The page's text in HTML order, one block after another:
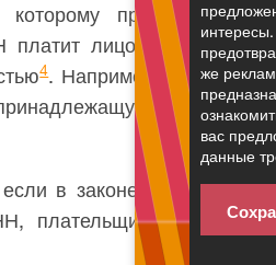
принадлежащая
платит лицо, которому на
4. Например, правилами
государству
в законе в конкретной
плательщиком является
же
вас
данные